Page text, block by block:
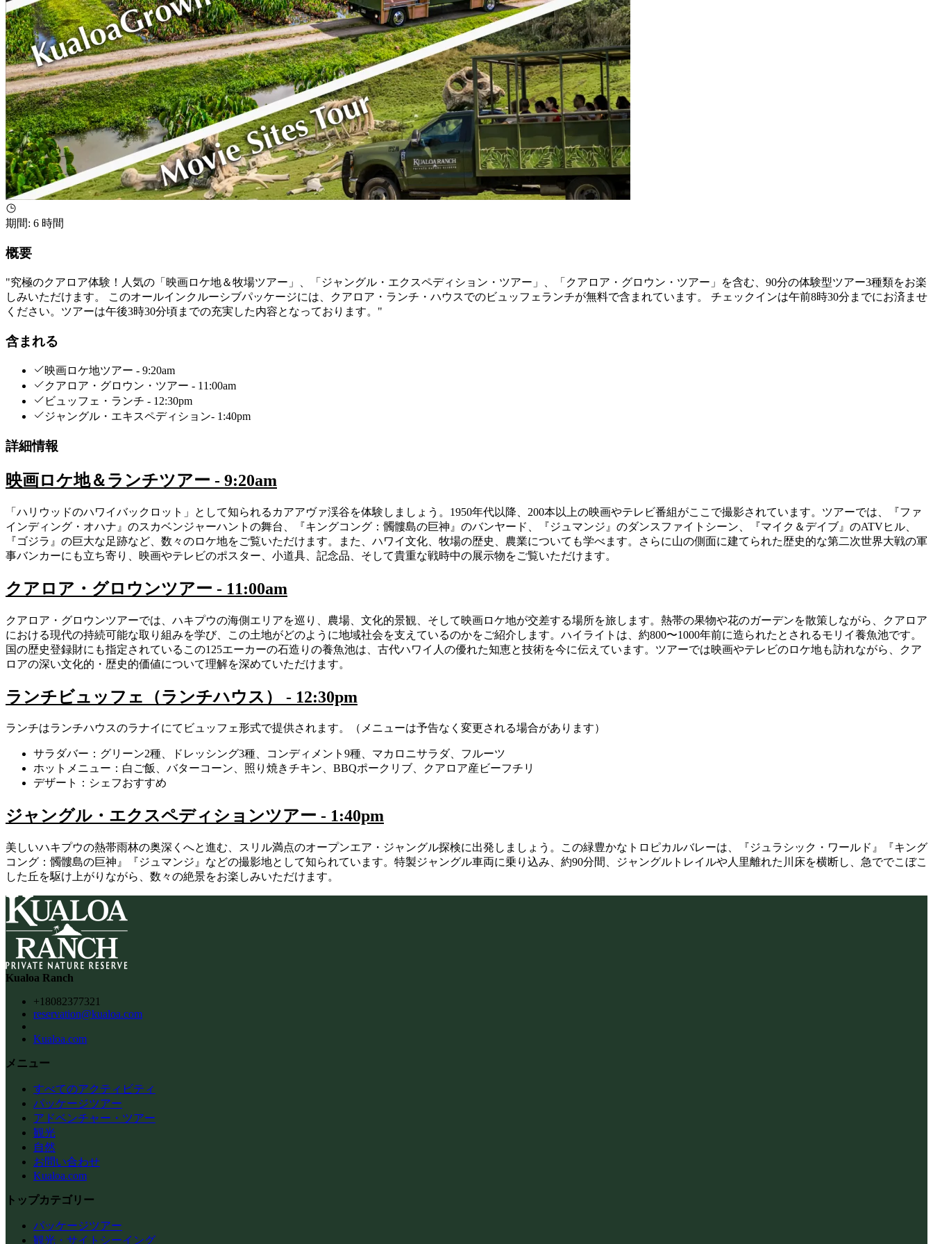
期間: 6 時間
概要
"究極のクアロア体験！人気の「映画ロケ地＆牧場ツアー」、「ジャングル・エクスペディション・ツアー」、「クアロア・グロウン・ツアー」を含む、90分の体験型ツアー3種類をお楽
しみいただけます。 このオールインクルーシブパッケージには、クアロア・ランチ・ハウスでのビュッフェランチが無料で含まれています。 チェックインは午前8時30分までにお済ませ
ください。ツアーは午後3時30分頃までの充実した内容となっております。"
含まれる
映画ロケ地ツアー - 9:20am
クアロア・グロウン・ツアー - 11:00am
ビュッフェ・ランチ - 12:30pm
ジャングル・エキスペディション- 1:40pm
詳細情報
映画ロケ地＆ランチツアー - 9:20am
「ハリウッドのハワイバックロット」として知られるカアアヴァ渓谷を体験しましょう。1950年代以降、200本以上の映画やテレビ番組がここで撮影されています。ツアーでは、『ファ
インディング・オハナ』のスカベンジャーハントの舞台、『キングコング：髑髏島の巨神』のバンヤード、『ジュマンジ』のダンスファイトシーン、『マイク＆デイブ』のATVヒル、
『ゴジラ』の巨大な足跡など、数々のロケ地をご覧いただけます。また、ハワイ文化、牧場の歴史、農業についても学べます。さらに山の側面に建てられた歴史的な第二次世界大戦の軍
事バンカーにも立ち寄り、映画やテレビのポスター、小道具、記念品、そして貴重な戦時中の展示物をご覧いただけます。
クアロア・グロウンツアー - 11:00am
クアロア・グロウンツアーでは、ハキプウの海側エリアを巡り、農場、文化的景観、そして映画ロケ地が交差する場所を旅します。熱帯の果物や花のガーデンを散策しながら、クアロア
における現代の持続可能な取り組みを学び、この土地がどのように地域社会を支えているのかをご紹介します。ハイライトは、約800〜1000年前に造られたとされるモリイ養魚池です。
国の歴史登録財にも指定されているこの125エーカーの石造りの養魚池は、古代ハワイ人の優れた知恵と技術を今に伝えています。ツアーでは映画やテレビのロケ地も訪れながら、クア
ロアの深い文化的・歴史的価値について理解を深めていただけます。
ランチビュッフェ（ランチハウス） - 12:30pm
ランチはランチハウスのラナイにてビュッフェ形式で提供されます。（メニューは予告なく変更される場合があります）
サラダバー：グリーン2種、ドレッシング3種、コンディメント9種、マカロニサラダ、フルーツ
ホットメニュー：白ご飯、バターコーン、照り焼きチキン、BBQポークリブ、クアロア産ビーフチリ
デザート：シェフおすすめ
ジャングル・エクスペディションツアー - 1:40pm
美しいハキプウの熱帯雨林の奥深くへと進む、スリル満点のオープンエア・ジャングル探検に出発しましょう。この緑豊かなトロピカルバレーは、『ジュラシック・ワールド』『キング
コング：髑髏島の巨神』『ジュマンジ』などの撮影地として知られています。特製ジャングル車両に乗り込み、約90分間、ジャングルトレイルや人里離れた川床を横断し、急ででこぼこ
した丘を駆け上がりながら、数々の絶景をお楽しみいただけます。
Kualoa Ranch
+18082377321
reservation@kualoa.com
Kualoa.com
メニュー
すべてのアクティビティ
パッケージツアー
アドベンチャー・ツアー
観光
自然
お問い合わせ
Kualoa.com
トップカテゴリー
パッケージツアー
観光・サイトシーイング